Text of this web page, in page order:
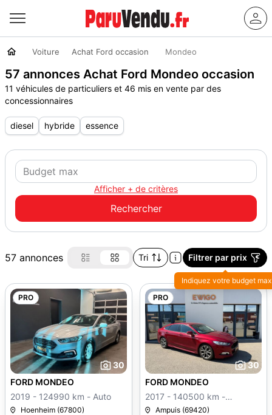
Voiture Achat Ford occasion Mondeo
57 annonces Achat Ford Mondeo occasion
11 véhicules de particuliers et 46 mis en vente par des
concessionnaires
diesel hybride essence
Afficher + de critères
57 annonces Tri Filtrer par prix
Indiquez votre budget max
PRO
30
FORD MONDEO
2019 - 124990 km - Auto
Hoenheim (67800)
PRO
30
FORD MONDEO
2017 - 140500 km -
Manuelle
Ampuis (69420)